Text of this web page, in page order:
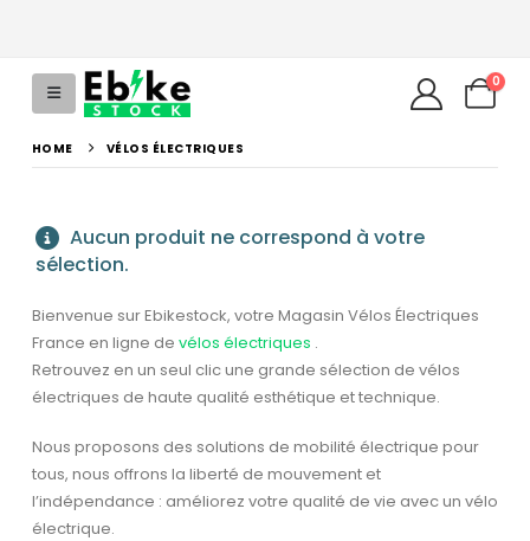
0
HOME VÉLOS ÉLECTRIQUES
Aucun produit ne correspond à votre
sélection.
Bienvenue sur Ebikestock, votre Magasin Vélos Électriques
France en ligne de vélos électriques .
Retrouvez en un seul clic une grande sélection de vélos
électriques de haute qualité esthétique et technique.
Nous proposons des solutions de mobilité électrique pour
tous, nous offrons la liberté de mouvement et
l’indépendance : améliorez votre qualité de vie avec un vélo
électrique.